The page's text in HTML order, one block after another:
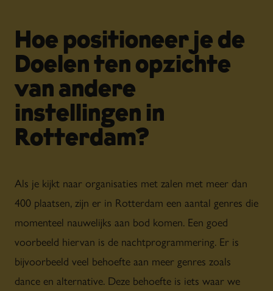
Hoe positioneer je de
Doelen ten opzichte
van andere
instellingen in
Rotterdam?
Als je kijkt naar organisaties met zalen met meer dan
400 plaatsen, zijn er in Rotterdam een aantal genres die
momenteel nauwelijks aan bod komen. Een goed
voorbeeld hiervan is de nachtprogrammering. Er is
bijvoorbeeld veel behoefte aan meer genres zoals
dance en alternative. Deze behoefte is iets waar we